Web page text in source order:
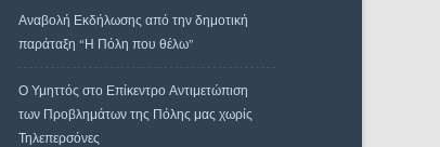
Αναβολή Εκδήλωσης από την δημοτική
παράταξη “Η Πόλη που θέλω”
Ο Υμηττός στο Επίκεντρο Αντιμετώπιση
των Προβλημάτων της Πόλης μας χωρίς
Τηλεπερσόνες